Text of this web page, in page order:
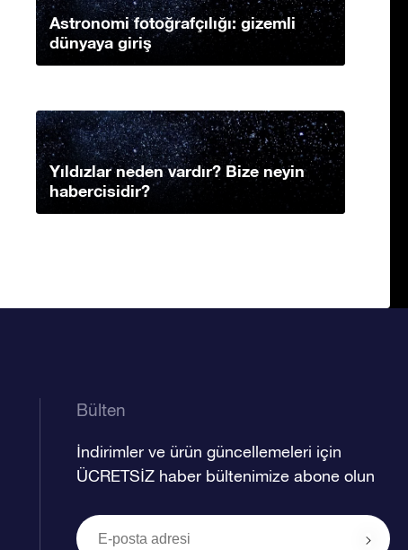
Astronomi fotoğrafçılığı: gizemli
dünyaya giriş
Yıldızlar neden vardır? Bize neyin
habercisidir?
Bülten
İndirimler ve ürün güncellemeleri için
ÜCRETSİZ haber bültenimize abone olun